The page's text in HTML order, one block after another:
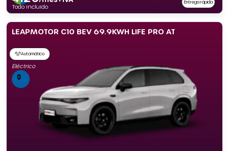
Todo incluido
Entrega rápida
LEAPMOTOR C10 BEV 69.9KWH LIFE PRO AT
Automático
Eléctrico